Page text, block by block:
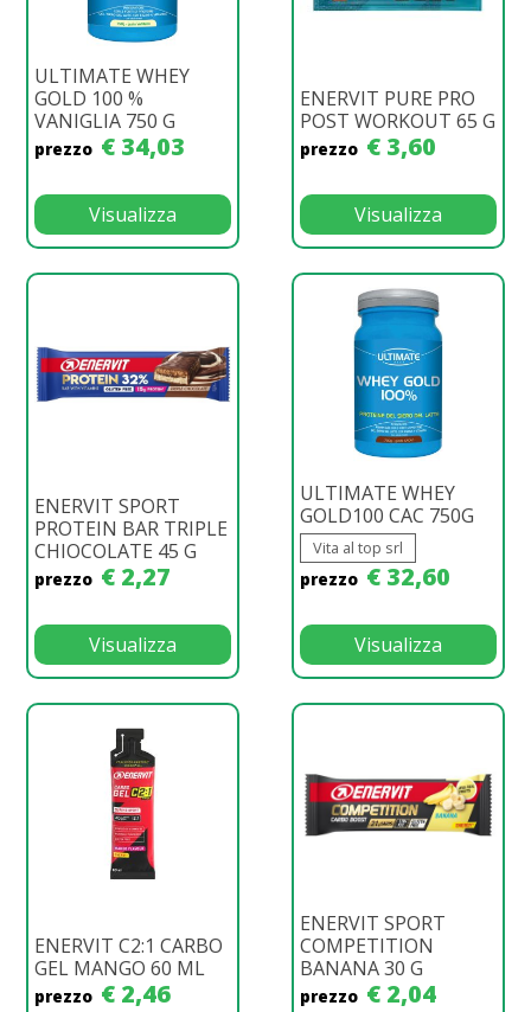
ULTIMATE WHEY
GOLD 100 %
VANIGLIA 750 G
prezzo € 34,03
Visualizza
ENERVIT PURE PRO
POST WORKOUT 65 G
prezzo € 3,60
Visualizza
ENERVIT SPORT
PROTEIN BAR TRIPLE
CHIOCOLATE 45 G
prezzo € 2,27
Visualizza
ULTIMATE WHEY
GOLD100 CAC 750G
Vita al top srl
prezzo € 32,60
Visualizza
ENERVIT C2:1 CARBO
GEL MANGO 60 ML
prezzo € 2,46
ENERVIT SPORT
COMPETITION
BANANA 30 G
prezzo € 2,04